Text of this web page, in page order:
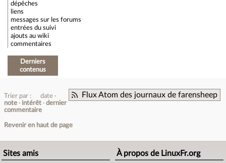
dépêches
liens
messages sur les forums
entrées du suivi
ajouts au wiki
commentaires
Derniers
contenus
Flux Atom des journaux de farensheep
Trier par :
date
note
intérêt
dernier
commentaire
Revenir en haut de page
Sites amis À propos de LinuxFr.org